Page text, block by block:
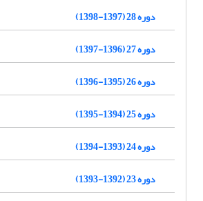
دوره 28 (1397-1398)
دوره 27 (1396-1397)
دوره 26 (1395-1396)
دوره 25 (1394-1395)
دوره 24 (1393-1394)
دوره 23 (1392-1393)